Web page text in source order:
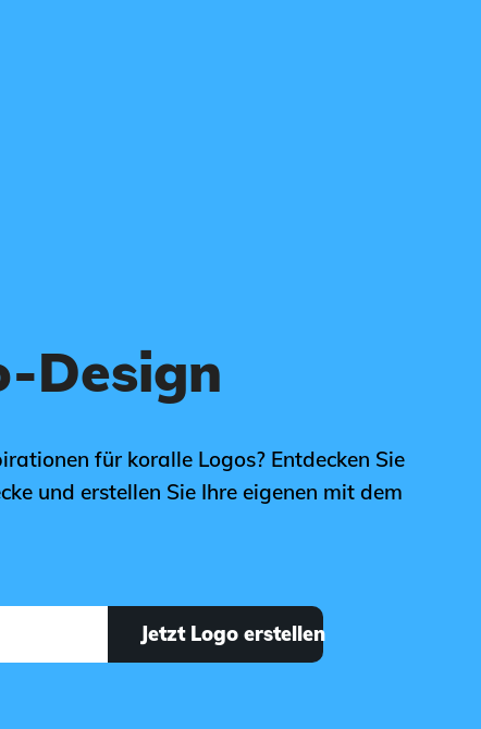
Design
für koralle Logos? Entdecken Sie
und erstellen Sie Ihre eigenen mit dem
Jetzt Logo erstellen